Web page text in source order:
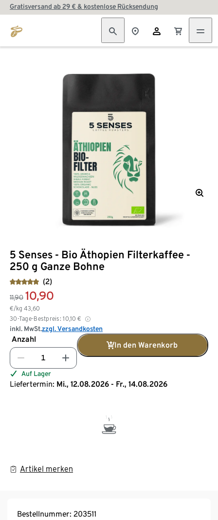
Gratisversand ab 29 € & kostenlose Rücksendung
5 Senses - Bio Äthopien Filterkaffee -
250 g Ganze Bohne
(2)
11,90 10,90
€/kg 43,60
30-Tage-Bestpreis: 10,10 €
inkl. MwSt.zzgl. Versandkosten
Anzahl
In den Warenkorb
Auf Lager
Liefertermin: Mi., 12.08.2026 - Fr., 14.08.2026
Artikel merken
Bestellnummer: 203511